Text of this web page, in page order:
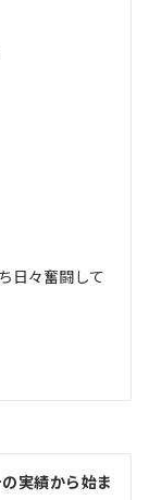
日々奮闘して
実績から始ま